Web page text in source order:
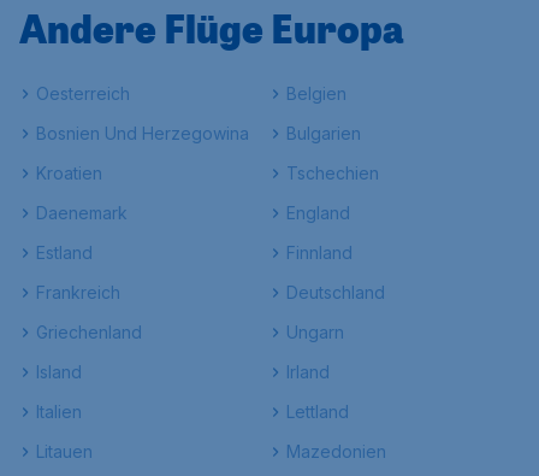
Andere Flüge Europa
Oesterreich
Belgien
Bosnien Und Herzegowina
Bulgarien
Kroatien
Tschechien
Daenemark
England
Estland
Finnland
Frankreich
Deutschland
Griechenland
Ungarn
Island
Irland
Italien
Lettland
Litauen
Mazedonien